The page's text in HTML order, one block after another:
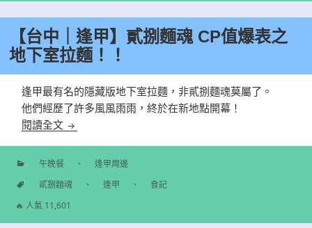
【台中｜逢甲】貳捌麵魂 CP值爆表之
地下室拉麵！！
逢甲最有名的隱藏版地下室拉麵，非貳捌麵魂莫屬了。
他們經歷了許多風風雨雨，終於在新地點開幕！
閱讀全文 【台中｜逢甲】貳捌麵魂 CP值爆表之地下室拉麵！
分
午晚餐 、 逢甲周邊
標
貳捌麵魂 、 逢甲 、
食記
🔥 人氣 11,601